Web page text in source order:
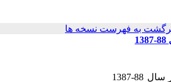
به فهرست نسخه ها